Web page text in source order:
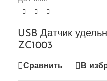
USB Датчик
ZC1003
Сравнить В